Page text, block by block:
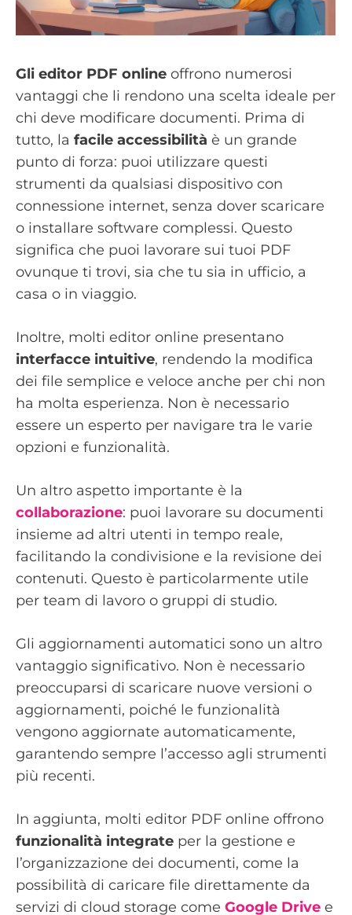
Gli editor PDF online offrono numerosi
vantaggi che li rendono una scelta ideale per
chi deve modificare documenti. Prima di
tutto, la facile accessibilità è un grande
punto di forza: puoi utilizzare questi
strumenti da qualsiasi dispositivo con
connessione internet, senza dover scaricare
o installare software complessi. Questo
significa che puoi lavorare sui tuoi PDF
ovunque ti trovi, sia che tu sia in ufficio, a
casa o in viaggio.
Inoltre, molti editor online presentano
interfacce intuitive, rendendo la modifica
dei file semplice e veloce anche per chi non
ha molta esperienza. Non è necessario
essere un esperto per navigare tra le varie
opzioni e funzionalità.
Un altro aspetto importante è la
collaborazione: puoi lavorare su documenti
insieme ad altri utenti in tempo reale,
facilitando la condivisione e la revisione dei
contenuti. Questo è particolarmente utile
per team di lavoro o gruppi di studio.
Gli aggiornamenti automatici sono un altro
vantaggio significativo. Non è necessario
preoccuparsi di scaricare nuove versioni o
aggiornamenti, poiché le funzionalità
vengono aggiornate automaticamente,
garantendo sempre l’accesso agli strumenti
più recenti.
In aggiunta, molti editor PDF online offrono
funzionalità integrate per la gestione e
l’organizzazione dei documenti, come la
possibilità di caricare file direttamente da
servizi di cloud storage come Google Drive e